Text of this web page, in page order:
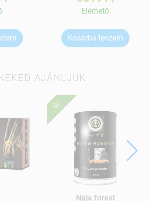
Elérhetõ
Kosárba teszem
AJÁNLJUK
ÚJ
Naja forest